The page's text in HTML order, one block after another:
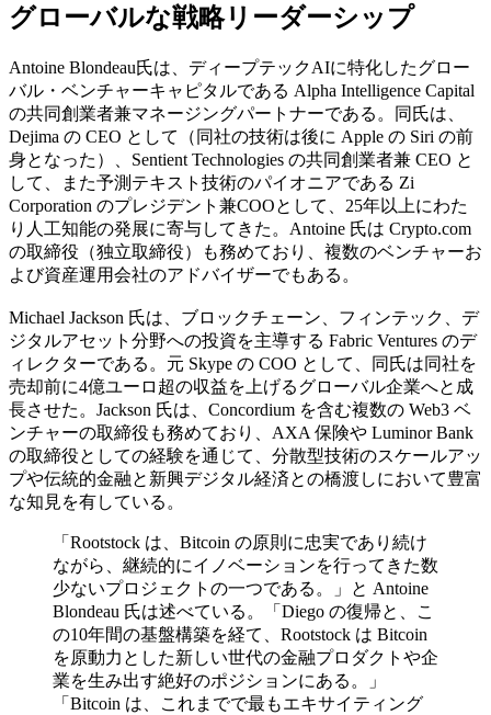
グローバルな戦略リーダーシップ
Antoine Blondeau氏は、ディープテックAIに特化したグロー
バル・ベンチャーキャピタルである Alpha Intelligence Capital
の共同創業者兼マネージングパートナーである。同氏は、
Dejima の CEO として（同社の技術は後に Apple の Siri の前
身となった）、Sentient Technologies の共同創業者兼 CEO と
して、また予測テキスト技術のパイオニアである Zi
Corporation のプレジデント兼COOとして、25年以上にわた
り人工知能の発展に寄与してきた。Antoine 氏は Crypto.com
の取締役（独立取締役）も務めており、複数のベンチャーお
よび資産運用会社のアドバイザーでもある。
Michael Jackson 氏は、ブロックチェーン、フィンテック、デ
ジタルアセット分野への投資を主導する Fabric Ventures のデ
ィレクターである。元 Skype の COO として、同氏は同社を
売却前に4億ユーロ超の収益を上げるグローバル企業へと成
長させた。Jackson 氏は、Concordium を含む複数の Web3 ベ
ンチャーの取締役も務めており、AXA 保険や Luminor Bank
の取締役としての経験を通じて、分散型技術のスケールアッ
プや伝統的金融と新興デジタル経済との橋渡しにおいて豊富
な知見を有している。
「Rootstock は、Bitcoin の原則に忠実であり続け
ながら、継続的にイノベーションを行ってきた数
少ないプロジェクトの一つである。」と Antoine
Blondeau 氏は述べている。「Diego の復帰と、こ
の10年間の基盤構築を経て、Rootstock は Bitcoin
を原動力とした新しい世代の金融プロダクトや企
業を生み出す絶好のポジションにある。」
「Bitcoin は、これまでで最もエキサイティング